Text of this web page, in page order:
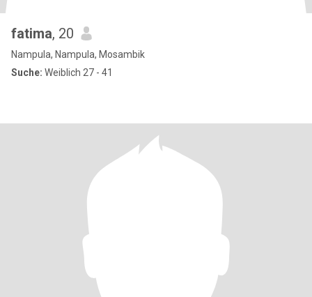
fatima, 20
Nampula, Nampula, Mosambik
Suche: Weiblich 27 - 41